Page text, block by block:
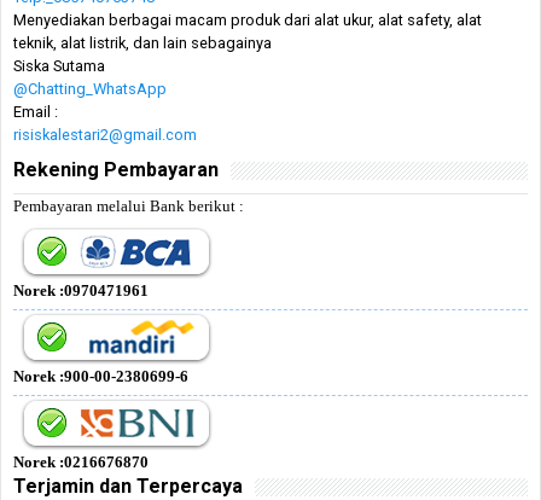
Menyediakan berbagai macam produk dari alat ukur, alat safety, alat
teknik, alat listrik, dan lain sebagainya
Siska Sutama
@Chatting_WhatsApp
Email :
risiskalestari2@gmail.com
Rekening Pembayaran
Pembayaran melalui Bank berikut :
Norek :0970471961
Norek :900-00-2380699-6
Norek :0216676870
Terjamin dan Terpercaya